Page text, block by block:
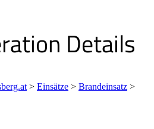
Details
> Einsätze > Brandeinsatz >